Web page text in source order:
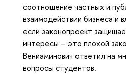
соотношение частных и
взаимодействии бизнеса и
если законопроект
интересы – это плохой
Вениаминович ответил на
вопросы студентов.